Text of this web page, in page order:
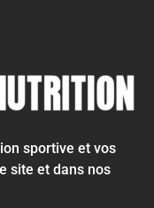
sportive et vos
site et dans nos